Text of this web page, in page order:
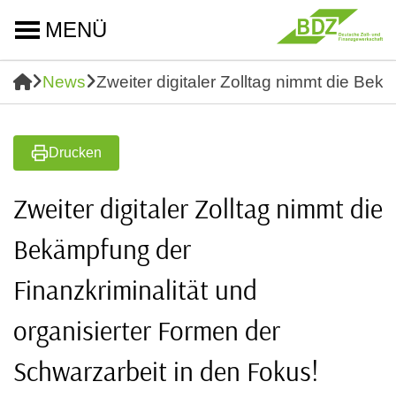
MENÜ
News Zweiter digitaler Zolltag nimmt die
Drucken
Zweiter digitaler Zolltag nimmt die
Bekämpfung der
Finanzkriminalität und
organisierter Formen der
Schwarzarbeit in den Fokus!